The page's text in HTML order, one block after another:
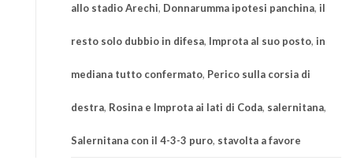
allo stadio Arechi, Donnarumma ipotesi panchina, il
resto solo dubbio in difesa, Improta al suo posto, in
mediana tutto confermato, Perico sulla corsia di
destra, Rosina e Improta ai lati di Coda, salernitana,
Salernitana con il 4-3-3 puro, stavolta a favore